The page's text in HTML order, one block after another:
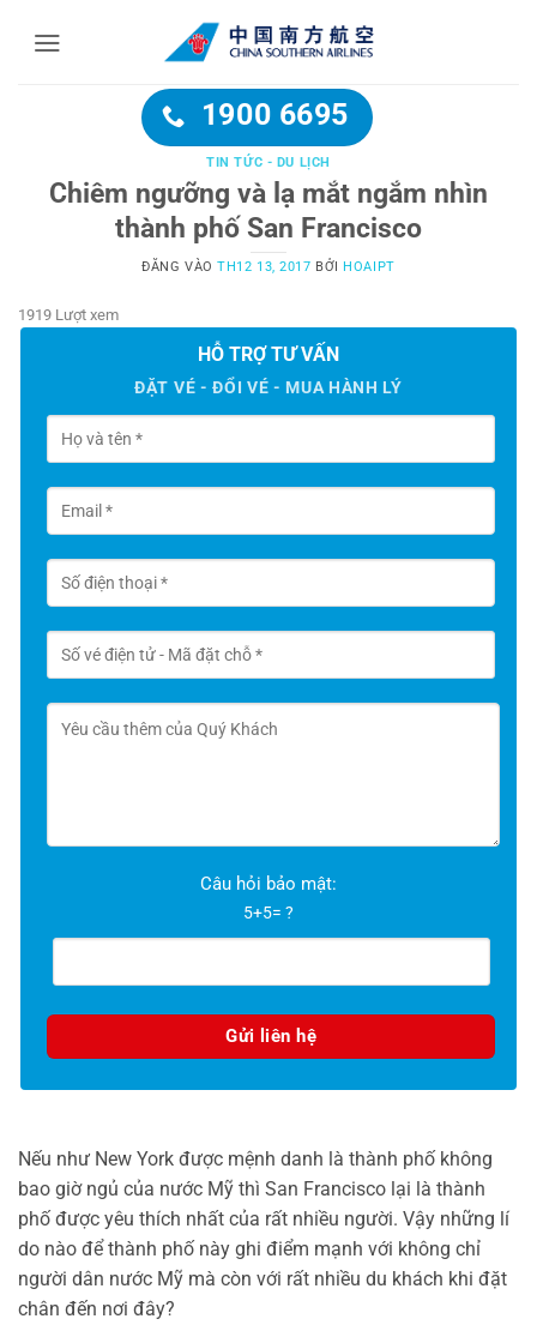
1900 6695
TIN TỨC - DU LỊCH
Chiêm ngưỡng và lạ mắt ngắm nhìn
thành phố San Francisco
ĐĂNG VÀOTH12 13, 2017 BỞI HOAIPT
1919 Lượt xem
HỖ TRỢ TƯ VẤN
ĐẶT VÉ - ĐỔI VÉ - MUA HÀNH LÝ
Câu hỏi bảo mật:
5+5= ?
Nếu như New York được mệnh danh là thành phố không
bao giờ ngủ của nước Mỹ thì San Francisco lại là thành
phố được yêu thích nhất của rất nhiều người. Vậy những lí
do nào để thành phố này ghi điểm mạnh với không chỉ
người dân nước Mỹ mà còn với rất nhiều du khách khi đặt
chân đến nơi đây?